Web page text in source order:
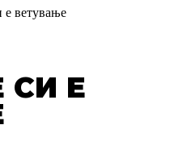
е ветување
СИ Е